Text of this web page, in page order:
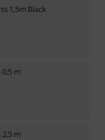
1,5m Black
0,5 m
2,5 m